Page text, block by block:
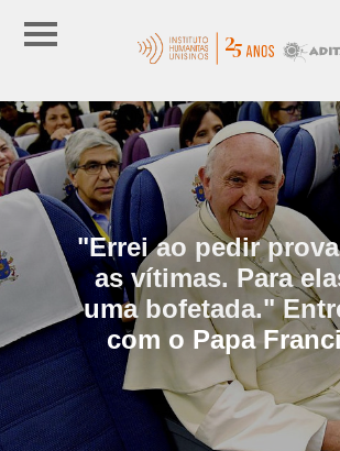
"Errei ao pedir
as vítimas. Para
uma bofetada."
com o Papa